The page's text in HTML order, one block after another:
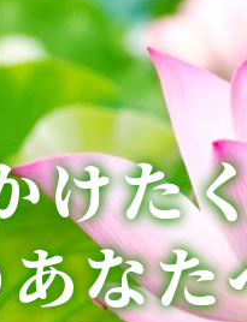
ラチナプラン
オプション
けた
なた